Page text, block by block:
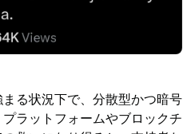
る状況下で、分散型かつ暗号
ラットフォームやブロックチ